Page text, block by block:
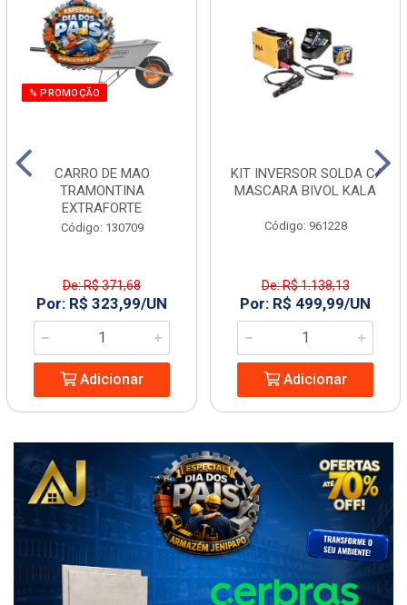
% PROMOÇÃO
CARRO DE MAO
TRAMONTINA
EXTRAFORTE
Código: 130709
De: R$ 371,68
Por: R$ 323,99/UN
Adicionar
KIT INVERSOR SOLDA C/
MASCARA BIVOL KALA
Código: 961228
De: R$ 1.138,13
Por: R$ 499,99/UN
Adicionar